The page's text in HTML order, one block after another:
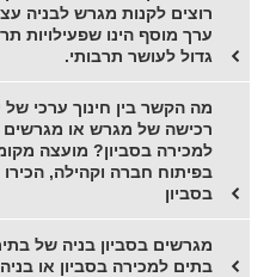
רוצים לקנות מגרש לבניה
ערך מוסף הינו שפעילויות
גדול לעושר תרבותי.
מה הקשר בין חינוך ערכי של
רכישה של מגרש או מגרשים
למכירה בסביון? מועצה
בפיתוח חברה וקהילה,
בסביון
מגרשים בסביון בניה של
בתים למכירה בסביון או